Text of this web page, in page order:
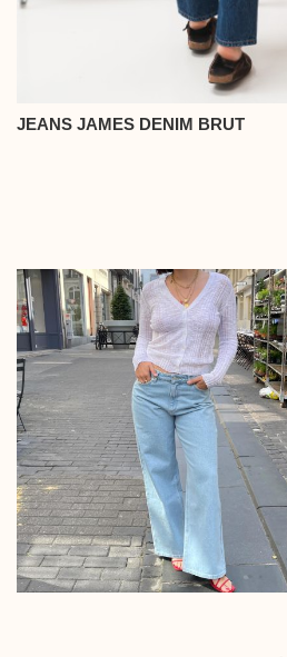
JEANS JAMES DENIM BRUT